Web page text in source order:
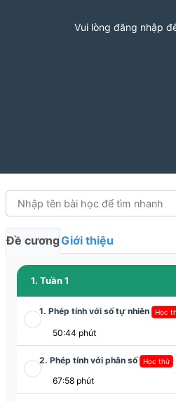
Vui lòng đăng nhập
Đề cươngGiới thiệu
1. Tuần 1
1. Phép tính với số tự nhiên Học
50:44 phút
2. Phép tính với phân số Học thử
67:58 phút